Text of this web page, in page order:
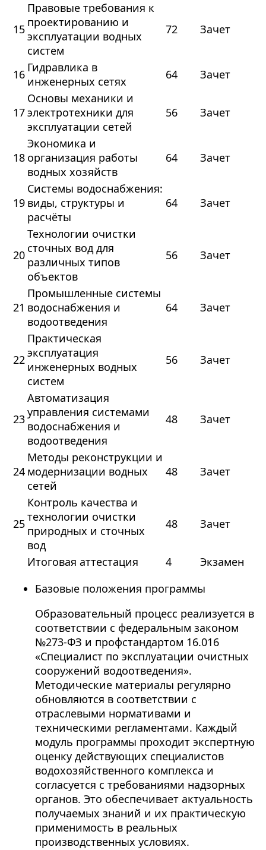
15
Правовые требования к
проектированию и
эксплуатации водных
систем
72 Зачет
16 Гидравлика в
инженерных сетях
64 Зачет
17
Основы механики и
электротехники для
эксплуатации сетей
56 Зачет
18
Экономика и
организация работы
водных хозяйств
64 Зачет
19
Системы водоснабжения:
виды, структуры и
расчёты
64 Зачет
20
Технологии очистки
сточных вод для
различных типов
объектов
56 Зачет
21
Промышленные системы
водоснабжения и
водоотведения
64 Зачет
22
Практическая
эксплуатация
инженерных водных
систем
56 Зачет
23
Автоматизация
управления системами
водоснабжения и
водоотведения
48 Зачет
24
Методы реконструкции и
модернизации водных
сетей
48 Зачет
25
Контроль качества и
технологии очистки
природных и сточных
вод
48 Зачет
Итоговая аттестация 4
Экзамен
Базовые положения программы
Образовательный процесс реализуется в
соответствии с федеральным законом
№273-ФЗ и профстандартом 16.016
«Специалист по эксплуатации очистных
сооружений водоотведения».
Методические материалы регулярно
обновляются в соответствии с
отраслевыми нормативами и
техническими регламентами. Каждый
модуль программы проходит экспертную
оценку действующих специалистов
водохозяйственного комплекса и
согласуется с требованиями надзорных
органов. Это обеспечивает актуальность
получаемых знаний и их практическую
применимость в реальных
производственных условиях.